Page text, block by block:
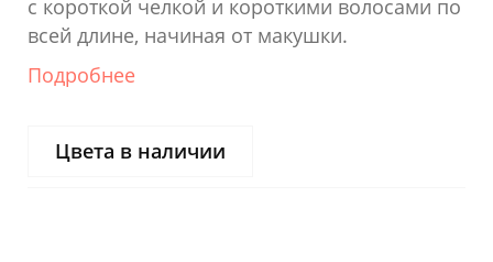
с короткой челкой и короткими волосами по
всей длине, начиная от макушки.
Подробнее
Цвета в наличии